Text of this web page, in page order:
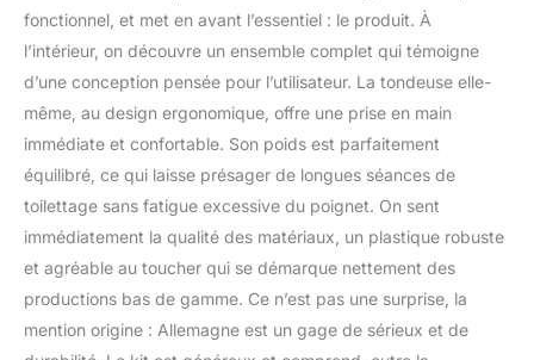
d'une tête de coupe en
avec système de
changement rapide pour
un entretien sans effort.
CONFORT ACOUSTIQUE
- Ultra-silencieuse et à
faibles vibrations, elle
assure un toilettage
serein. Parfaite pour les
animaux craintifs ou
sensibles au bruit.
QUALITÉ ALLEMANDE
DEPUIS 1912 - Fabriquée
fonctionnel, et met en avant l’essentiel : le produit. À
l’intérieur, on découvre un ensemble complet qui témoigne
d’une conception pensée pour l’utilisateur. La tondeuse elle-
même, au design ergonomique, offre une prise en main
immédiate et confortable. Son poids est parfaitement
équilibré, ce qui laisse présager de longues séances de
toilettage sans fatigue excessive du poignet. On sent
immédiatement la qualité des matériaux, un plastique robuste
et agréable au toucher qui se démarque nettement des
productions bas de gamme. Ce n’est pas une surprise, la
mention origine : Allemagne est un gage de sérieux et de